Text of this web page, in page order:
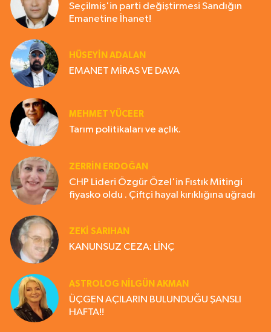
Seçilmiş'in parti değiştirmesi Sandığın
Emanetine İhanet!
HÜSEYIN ADALAN
EMANET MİRAS VE DAVA
MEHMET YÜCEER
Tarım politikaları ve açlık.
ZERRIN ERDOĞAN
CHP Lideri Özgür Özel'in Fıstık Mitingi
fiyasko oldu . Çiftçi hayal kırıklığına uğradı
ZEKI SARIHAN
KANUNSUZ CEZA: LİNÇ
ASTROLOG NILGÜN AKMAN
ÜÇGEN AÇILARIN BULUNDUĞU ŞANSLI
HAFTA!!